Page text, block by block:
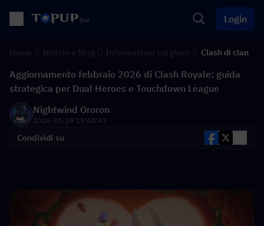
Login
Clash di clan
Aggiornamento febbraio 2026 di Clash Royale: guida
strategica per Dual Heroes e Touchdown League
Nightwind Ororon
2026-01-29 15:40:47
Condividi su